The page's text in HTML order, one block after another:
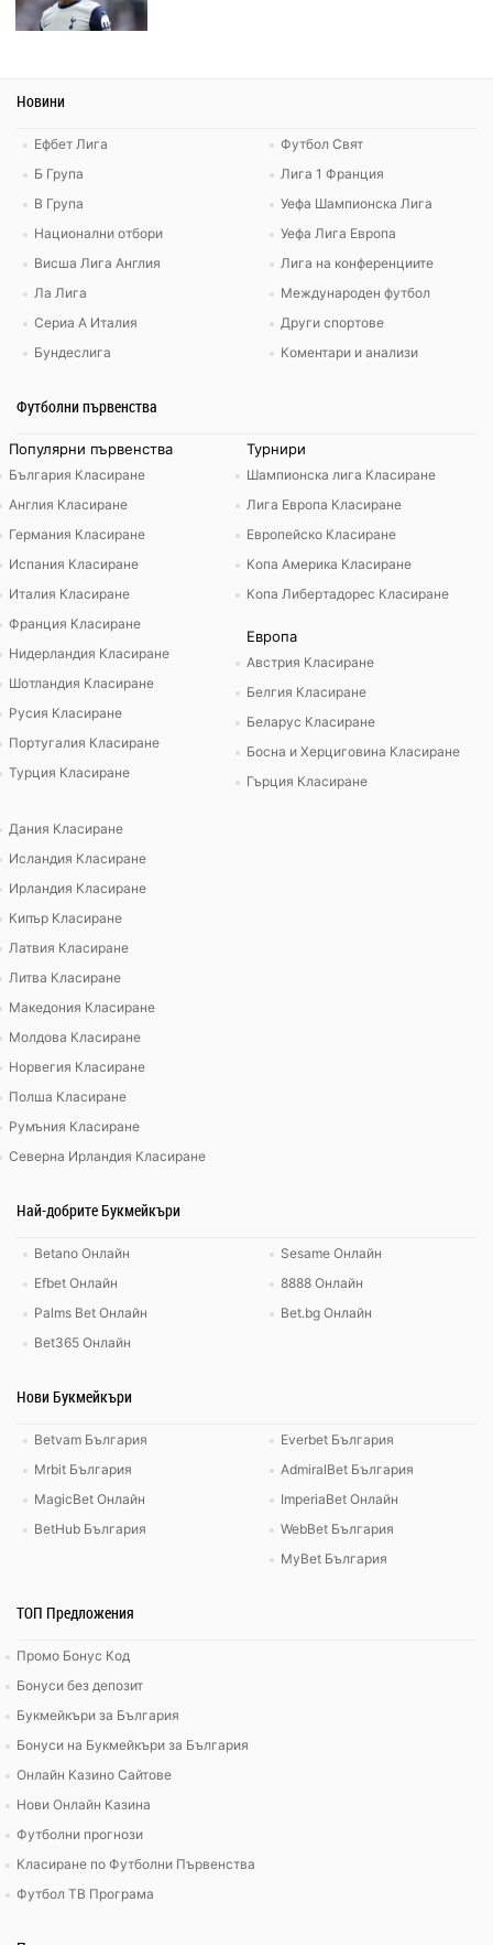
Новини
Ефбет Лига
Б Група
В Група
Национални отбори
Висша Лига Англия
Ла Лига
Сериа А Италия
Бундеслига
Футбол Свят
Лига 1 Франция
Уефа Шампионска Лига
Уефа Лига Европа
Лига на конференциите
Международен футбол
Други спортове
Коментари и анализи
Футболни първенства
Популярни първенства
България Класиране
Англия Класиране
Германия Класиране
Испания Класиране
Италия Класиране
Франция Класиране
Нидерландия Класиране
Шотландия Класиране
Русия Класиране
Португалия Класиране
Турция Класиране
Турнири
Шампионска лига Класиране
Лига Европа Класиране
Европейско Класиране
Копа Америка Класиране
Копа Либертадорес Класиране
Европа
Австрия Класиране
Белгия Класиране
Беларус Класиране
Босна и Херциговина Класиране
Гърция Класиране
Дания Класиране
Исландия Класиране
Ирландия Класиране
Кипър Класиране
Латвия Класиране
Литва Класиране
Македония Класиране
Молдова Класиране
Норвегия Класиране
Полша Класиране
Румъния Класиране
Северна Ирландия Класиране
Най-добрите Букмейкъри
Betano Онлайн
Efbet Онлайн
Palms Bet Онлайн
Bet365 Онлайн
Sesame Онлайн
8888 Онлайн
Bet.bg Онлайн
Нови Букмейкъри
Betvam България
Mrbit България
MagicBet Онлайн
BetHub България
Everbet България
AdmiralBet България
ImperiaBet Онлайн
WebBet България
MyBet България
ТОП Предложения
Промо Бонус Код
Бонуси без депозит
Букмейкъри за България
Бонуси на Букмейкъри за България
Онлайн Казино Сайтове
Нови Онлайн Казина
Футболни прогнози
Класиране по Футболни Първенства
Футбол ТВ Програма